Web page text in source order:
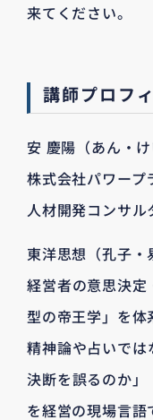
来てください。
講師プロフ
安 慶陽（あん・け
株式会社パワープ
人材開発コンサル
東洋思想（孔子・
経営者の意思決
型の帝王学」を体
精神論や占いで
決断を誤るのか」
を経営の現場言語